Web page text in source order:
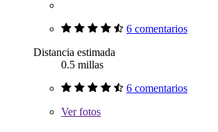
6 comentarios
Distancia estimada
0.5 millas
6 comentarios
Verfotos